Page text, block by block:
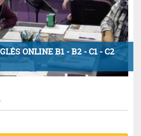
ONLINE B1 - B2 - C1 - C2